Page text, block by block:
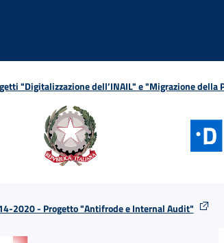
"Digitalizzazione dell’INAIL" e "Migrazione della
2020 - Progetto "Antifrode e Internal Audit"